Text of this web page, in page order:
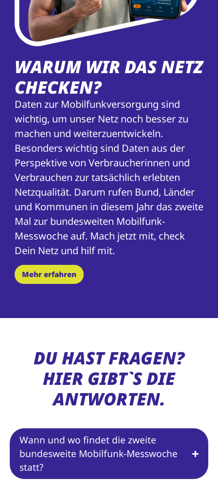
WARUM WIR DAS NETZ
CHECKEN?
Daten zur Mobilfunkversorgung sind
wichtig, um unser Netz noch besser zu
machen und weiterzuentwickeln.
Besonders wichtig sind Daten aus der
Perspektive von Verbraucherinnen und
Verbrauchen zur tatsächlich erlebten
Netzqualität. Darum rufen Bund, Länder
und Kommunen in diesem Jahr das zweite
Mal zur bundesweiten Mobilfunk-
Messwoche auf. Mach jetzt mit, check
Dein Netz und hilf mit.
Mehr erfahren
DU HAST FRAGEN?
HIER GIBT`S DIE
ANTWORTEN.
Wann und wo findet die zweite
bundesweite Mobilfunk-Messwoche
statt?